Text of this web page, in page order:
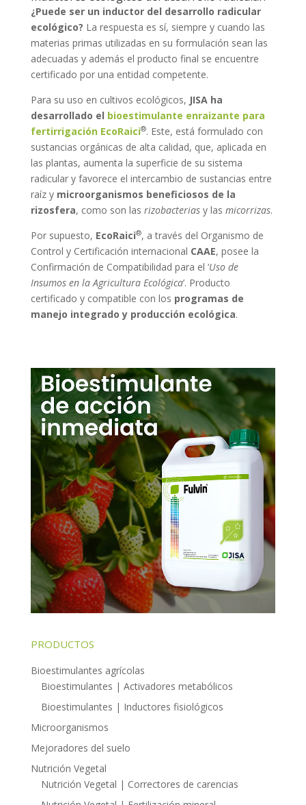
¿Puede ser un inductor del desarrollo radicular
ecológico? La respuesta es sí, siempre y cuando las
materias primas utilizadas en su formulación sean las
adecuadas y además el producto final se encuentre
certificado por una entidad competente.
Para su uso en cultivos ecológicos, JISA ha
desarrollado el bioestimulante enraizante para
fertirrigación EcoRaici®. Este, está formulado con
sustancias orgánicas de alta calidad, que, aplicada en
las plantas, aumenta la superficie de su sistema
radicular y favorece el intercambio de sustancias entre
raíz y microorganismos beneficiosos de la
rizosfera, como son las rizobacteriasy las micorrizas.
Por supuesto, EcoRaici®, a través del Organismo de
Control y Certificación internacional CAAE, posee la
Confirmación de Compatibilidad para el ‘Uso de
Insumos en la Agricultura Ecológica’. Producto
certificado y compatible con los programas de
manejo integrado y producción ecológica.
PRODUCTOS
Bioestimulantes agrícolas
Bioestimulantes | Activadores metabólicos
Bioestimulantes | Inductores fisiológicos
Microorganismos
Mejoradores del suelo
Nutrición Vegetal
Nutrición Vegetal | Correctores de carencias